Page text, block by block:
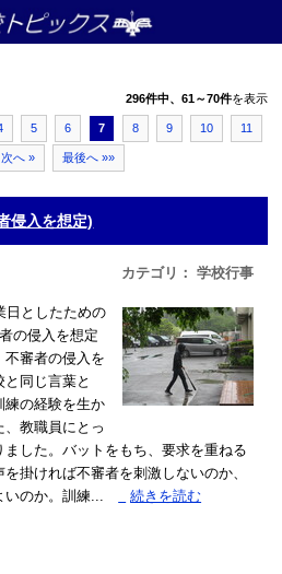
296件中、61～70件を表示
5 6 7 8 9 10 11
次へ » 最後へ »»
侵入を想定)
カテゴリ： 学校行事
としたための
の侵入を想定
不審者の侵入を
同じ言葉と
練の経験を生か
教職員にとっ
した。バットをもち、要求を重ねる
掛ければ不審者を刺激しないのか、
いのか。訓練...
続きを読む